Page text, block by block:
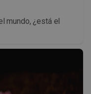
mundo, ¿está el